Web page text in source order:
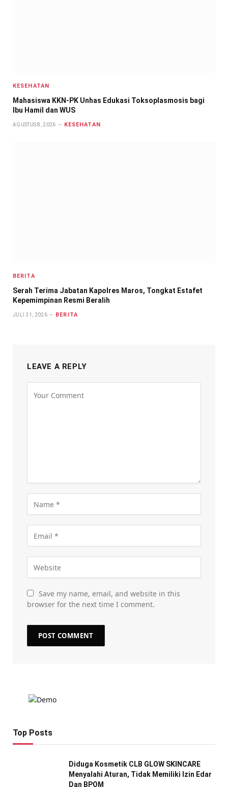
KESEHATAN
Mahasiswa KKN-PK Unhas Edukasi Toksoplasmosis bagi
Ibu Hamil dan WUS
AGUSTUS 8, 2026 KESEHATAN
BERITA
Serah Terima Jabatan Kapolres Maros, Tongkat Estafet
Kepemimpinan Resmi Beralih
JULI 31, 2026 BERITA
LEAVE A REPLY
Save my name, email, and website in this
browser for the next time I comment.
Top Posts
Diduga Kosmetik CLB GLOW SKINCARE
Menyalahi Aturan, Tidak Memiliki Izin Edar
Dan BPOM